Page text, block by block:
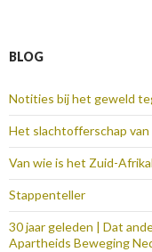
BLOG
Notities bij het geweld
Het slachtofferschap van
Van wie is het Zuid-
Stappenteller
30 jaar geleden | Dat
Apartheids Beweging